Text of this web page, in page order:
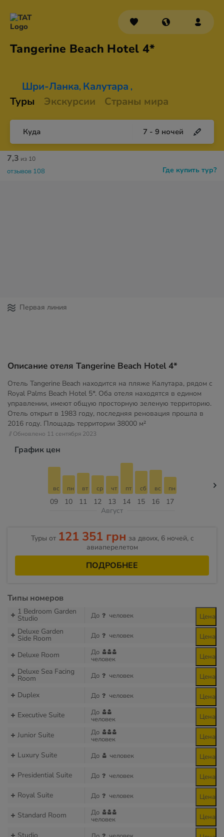
Tangerine Beach Hotel 4*
Шри-Ланка, Калутара ,
Туры Экскурсии Страны мира
Куда 7 - 9 ночей
Где купить тур?
7,3 из 10
отзывов 108
Первая линия
Описание отеля Tangerine Beach Hotel 4*
Отель Tangerine Beach находится на пляже Калутара, рядом с
Royal Palms Beach Hotel 5*. Оба отеля находятся в едином
управлении, имеют общую просторную зеленую территорию.
Отель открыт в 1983 году, последняя реновация прошла в
2016 году. Площадь территории 38000 м²
// Обновлено 11 сентября 2023
График цен
09
вс
10
пн
11
вт
12
ср
13
чт
14
пт
15
сб
16
вс
17
пн
Август
Туры от 121 351 грн за двоих, 6 ночей, c
авиаперелетом
ПОДРОБНЕЕ
Типы номеров
1 Bedroom Garden
Studio До человек Цена
Deluxe Garden
Side Room До человек Цена
Deluxe Room До
человек Цена
Deluxe Sea Facing
Room До человек Цена
Duplex До человек Цена
Executive Suite До
человек Цена
Junior Suite До
человек Цена
Luxury Suite До человек Цена
Presidential Suite До человек Цена
Royal Suite До человек Цена
Standard Room До
человек Цена